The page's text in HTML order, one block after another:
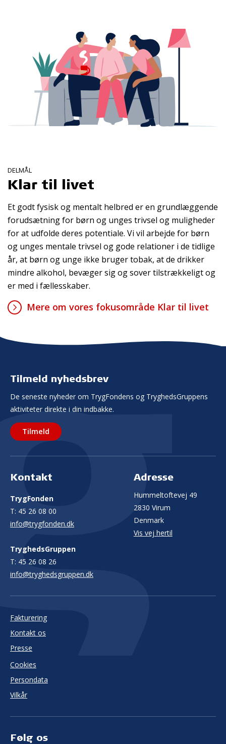
DELMÅL
Klar til livet
Et godt fysisk og mentalt helbred er en grundlæggende
forudsætning for børn og unges trivsel og muligheder
for at udfolde deres potentiale. Vi vil arbejde for børn
og unges mentale trivsel og gode relationer i de tidlige
år, at børn og unge ikke bruger tobak, at de drikker
mindre alkohol, bevæger sig og sover tilstrækkeligt og
er med i fællesskaber.
Mere om vores fokusområde Klar til livet
Tilmeld nyhedsbrev
De seneste nyheder om TrygFondens og TryghedsGruppens
aktiviteter direkte i din indbakke.
Tilmeld
Kontakt
TrygFonden
T: 45 26 08 00
info@trygfonden.dk
TryghedsGruppen
T: 45 26 08 26
info@tryghedsgruppen.dk
Adresse
Hummeltoftevej 49
2830 Virum
Denmark
Vis vej hertil
Fakturering
Kontakt os
Presse
Cookies
Persondata
Vilkår
Følg os